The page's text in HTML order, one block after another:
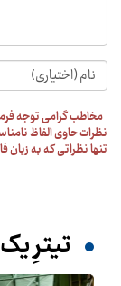
مخاطب گرامی توجه
نظرات حاوی الفاظ
تنها نظراتی که به
تیترِ یک